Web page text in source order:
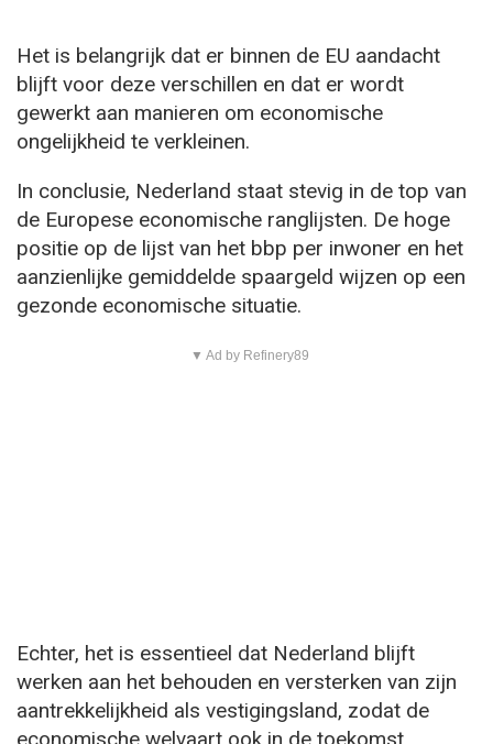
Het is belangrijk dat er binnen de EU aandacht
blijft voor deze verschillen en dat er wordt
gewerkt aan manieren om economische
ongelijkheid te verkleinen.
In conclusie, Nederland staat stevig in de top van
de Europese economische ranglijsten. De hoge
positie op de lijst van het bbp per inwoner en het
aanzienlijke gemiddelde spaargeld wijzen op een
gezonde economische situatie.
▼ Ad by Refinery89
Echter, het is essentieel dat Nederland blijft
werken aan het behouden en versterken van zijn
aantrekkelijkheid als vestigingsland, zodat de
economische welvaart ook in de toekomst